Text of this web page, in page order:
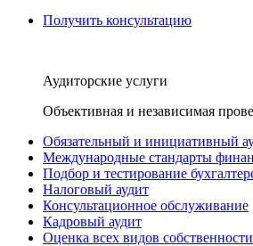
Получить консультацию
Аудиторские услуги
Объективная и независимая
Обязательный и инициативный
Международные стандарты
Подбор и тестирование
Налоговый аудит
Консультационное обслуживание
Кадровый аудит
Оценка всех видов собственности